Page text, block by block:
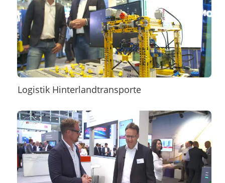
Logistik Hinterlandtransporte